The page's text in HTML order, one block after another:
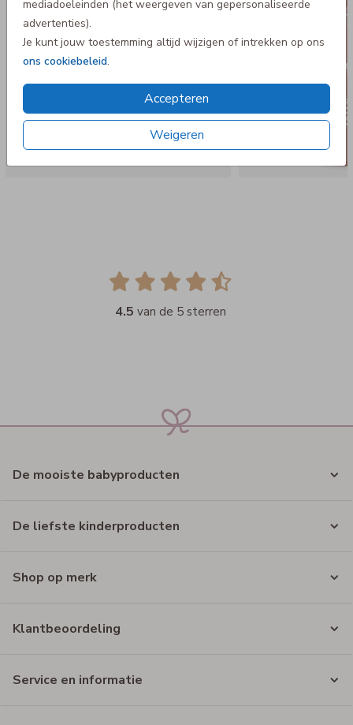
mediadoeleinden (het weergeven van gepersonaliseerde
advertenties).
Je kunt jouw toestemming altijd wijzigen of intrekken op ons
ons cookiebeleid.
Accepteren
Weigeren
4.5 van de 5 sterren
De mooiste babyproducten
De liefste kinderproducten
Shop op merk
Klantbeoordeling
Service en informatie